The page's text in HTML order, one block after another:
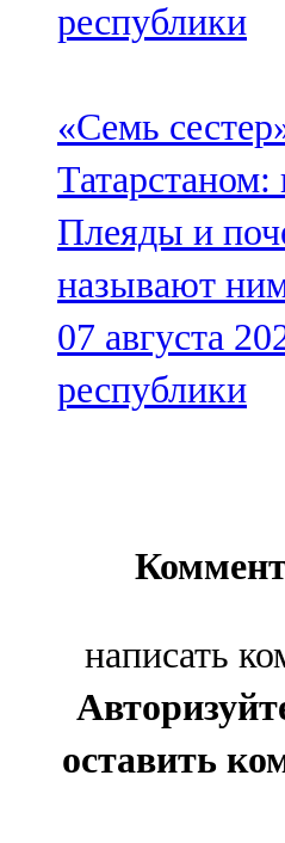
республики
«Семь
Татарстаном:
Плеяды и
называют
07 августа
республики
написать
оставить